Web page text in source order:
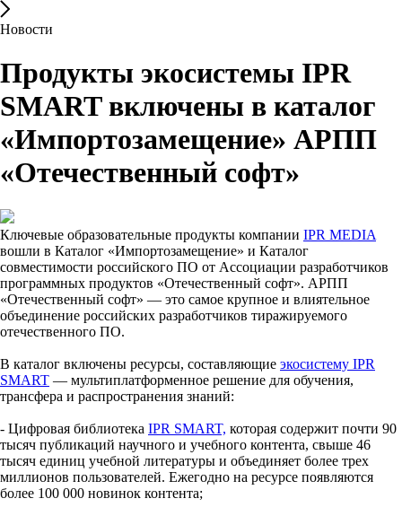
Новости
Продукты экосистемы IPR
SMART включены в каталог
«Импортозамещение» АРПП
«Отечественный софт»
Ключевые образовательные продукты компании IPR MEDIA
вошли в Каталог «Импортозамещение» и Каталог
совместимости российского ПО от Ассоциации разработчиков
программных продуктов «Отечественный софт». АРПП
«Отечественный софт» — это самое крупное и влиятельное
объединение российских разработчиков тиражируемого
отечественного ПО.
В каталог включены ресурсы, составляющие экосистему IPR
SMART — мультиплатформенное решение для обучения,
трансфера и распространения знаний:
- Цифровая библиотека IPR SMART, которая содержит почти 90
тысяч публикаций научного и учебного контента, свыше 46
тысяч единиц учебной литературы и объединяет более трех
миллионов пользователей. Ежегодно на ресурсе появляются
более 100 000 новинок контента;